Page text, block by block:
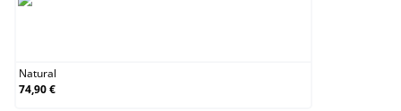
Natural
74,90 €